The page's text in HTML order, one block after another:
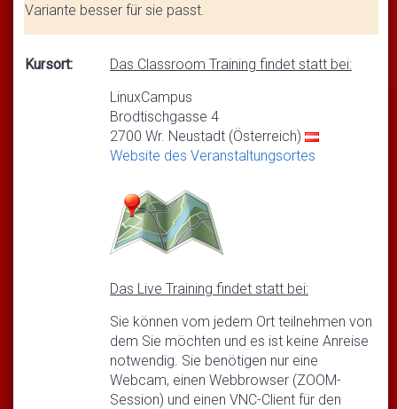
Variante besser für sie passt.
Kursort:
Das Classroom Training findet statt bei:
LinuxCampus
Brodtischgasse 4
2700 Wr. Neustadt (Österreich)
Website des Veranstaltungsortes
Das Live Training findet statt bei:
Sie können vom jedem Ort teilnehmen von
dem Sie möchten und es ist keine Anreise
notwendig. Sie benötigen nur eine
Webcam, einen Webbrowser (ZOOM-
Session) und einen VNC-Client für den